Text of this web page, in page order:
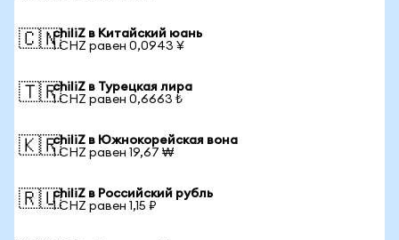
🇨🇳chiliZ в Китайский юань
1 CHZ равен 0,0943 ¥
🇹🇷chiliZ в Турецкая лира
1 CHZ равен 0,6663 ₺
🇰🇷chiliZ в Южнокорейская вона
1 CHZ равен 19,67 ₩
🇷🇺chiliZ в Российский рубль
1 CHZ равен 1,15 ₽